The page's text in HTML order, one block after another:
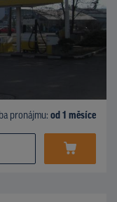
pronájmu: od 1 měsíce